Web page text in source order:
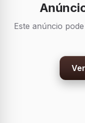
Este anúncio